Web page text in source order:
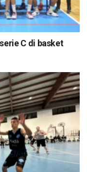
C di basket